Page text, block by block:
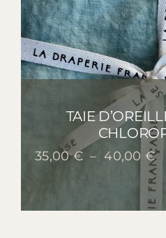
TAIE
35,00€ – 40,00 €
de